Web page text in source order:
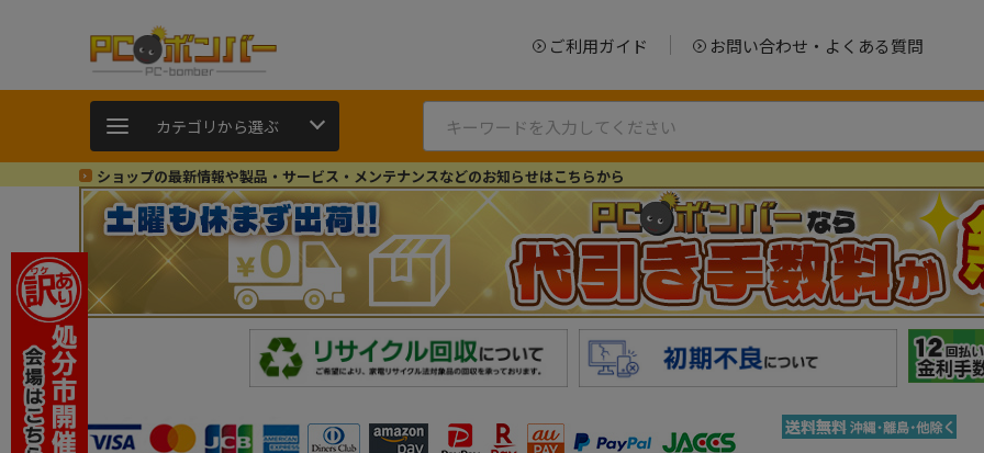
ご利用ガイド お問い合わせ・よくある質問
カテゴリから選ぶ
ショップの最新情報や製品・サービス・メンテナンスなどのお知らせはこちらから